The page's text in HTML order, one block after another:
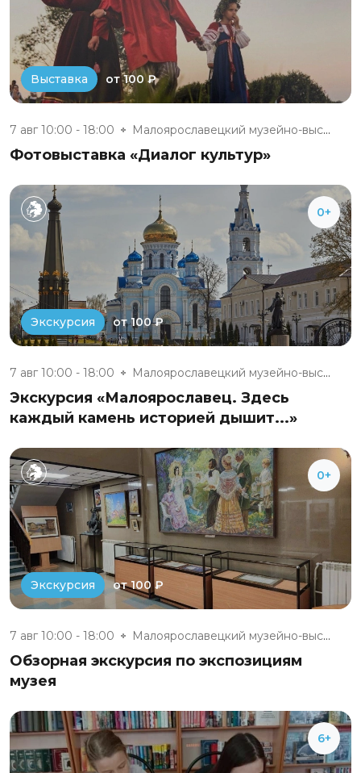
Выставка от 100 ₽
7 авг 10:00 - 18:00 Малоярославецкий музейно-выста...
Фотовыставка «Диалог культур»
0+
Экскурсия от 100 ₽
7 авг 10:00 - 18:00 Малоярославецкий музейно-выста...
Экскурсия «Малоярославец. Здесь
каждый камень историей дышит...»
0+
Экскурсия от 100 ₽
7 авг 10:00 - 18:00 Малоярославецкий музейно-выста...
Обзорная экскурсия по экспозициям
музея
6+